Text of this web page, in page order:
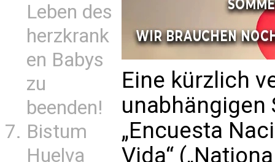
Leben des
herzkrank
en Babys
zu
beenden!
Bistum
Huelva
Eine kürzlich
„Encuesta
Vida“